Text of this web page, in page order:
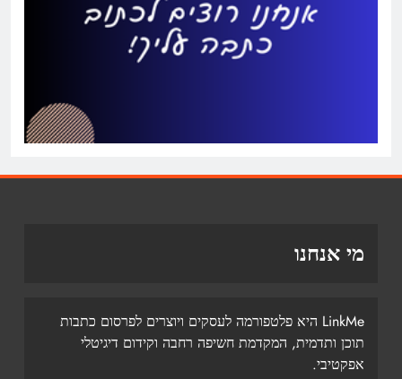
מי אנחנו
LinkMe היא פלטפורמה לעסקים ויוצרים לפרסום כתבות
תוכן ותדמית, המקדמת חשיפה רחבה וקידום דיגיטלי
אפקטיבי.